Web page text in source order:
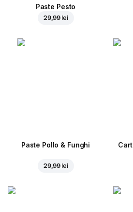
Paste Pesto
29,99 lei
Paste Pollo & Funghi
29,99 lei